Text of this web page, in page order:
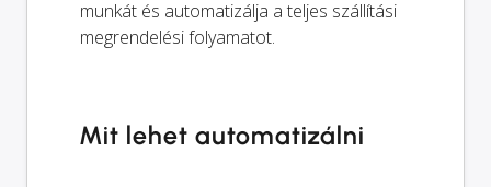
munkát és automatizálja a teljes szállítási
megrendelési folyamatot.
Mit lehet automatizálni